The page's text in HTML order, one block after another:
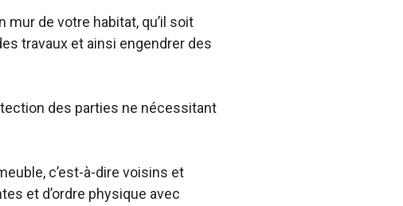
de votre habitat, qu’il soit
travaux et ainsi engendrer des
des parties ne nécessitant
c’est-à-dire voisins et
et d’ordre physique avec